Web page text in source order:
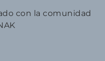
con la comunidad